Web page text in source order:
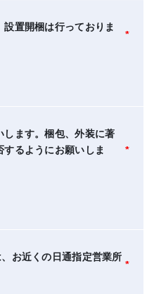
置開梱は行っておりま
*
ます。梱包、外装に著
するようにお願いしま
*
お近くの日通指定営業所
*